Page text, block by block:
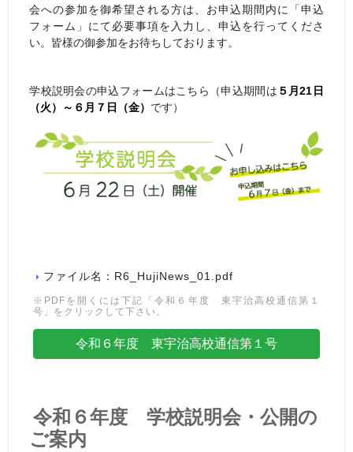
会への参加を御希望される方は、お申込期間内に「申込
フォーム」にて必要事項を入力し、申込を行ってくださ
い。皆様の御参加をお待ちしております。
学校説明会の申込フォームはこちら（申込期間は ５月21日
（火）～６月７日（金） です）
ファイル名：R6_HujiNews_01.pdf
※PDFを開くには下記「令和６年度 東宇治高校通信第１
号」をクリックして下さい。
令和６年度 東宇治高校通信第１号
令和６年度 学校説明会・公開の
ご案内